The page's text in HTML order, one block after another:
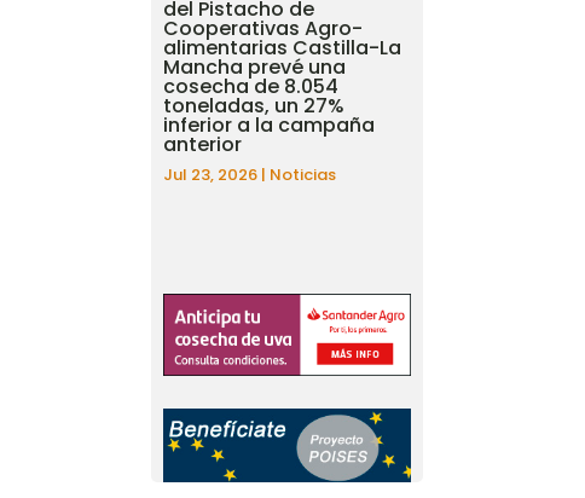
del Pistacho de
Cooperativas Agro-
alimentarias Castilla-La
Mancha prevé una
cosecha de 8.054
toneladas, un 27%
inferior a la campaña
anterior
Jul 23, 2026 | Noticias